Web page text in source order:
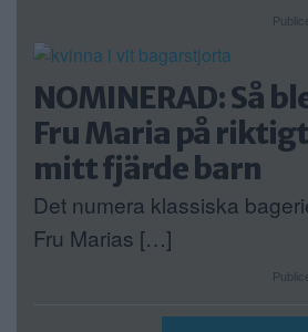
NOMINERAD: Så
Fru Maria på
mitt fjärde barn
Det numera klassiska
Fru Marias […]